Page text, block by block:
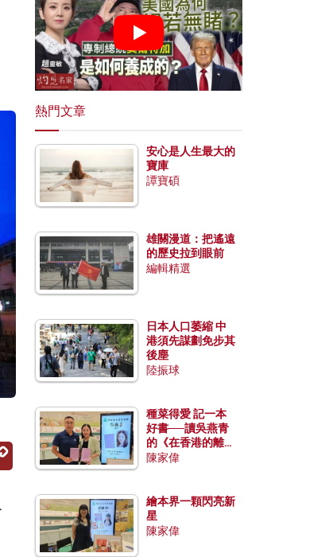
Copy
熱門文章
安心是人生最大的
寶庫
譚寶碩
雄關漫道：把遙遠
的歷史拉到眼前
編輯精選
日本人口萎縮 中
港須先謀劃免步其
後塵
陸振球
種菜得愛 記一本
好書──讀吳燕青
的《在香港的離島
種菜》
陳家偉
繪本界一顆閃亮新
星
陳家偉